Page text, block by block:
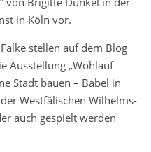
in Köln vor.
stellen auf dem Blog
Ausstellung „Wohlauf
Stadt bauen – Babel in
Westfälischen Wilhelms-
auch gespielt werden